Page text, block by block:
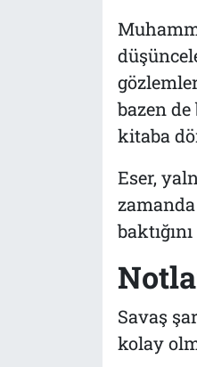
bazen
kitaba
Eser,
Savaş
kolay